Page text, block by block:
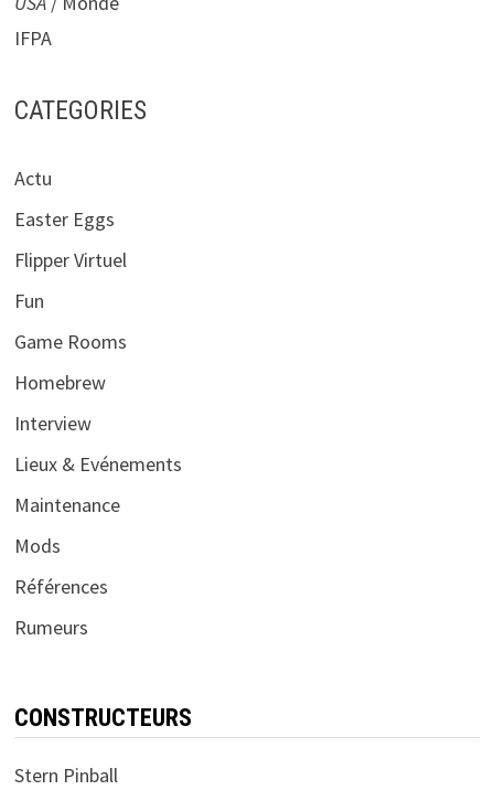
IFPA
CATEGORIES
Actu
Easter Eggs
Flipper Virtuel
Fun
Game Rooms
Homebrew
Interview
Lieux & Evénements
Maintenance
Mods
Références
Rumeurs
CONSTRUCTEURS
Stern Pinball